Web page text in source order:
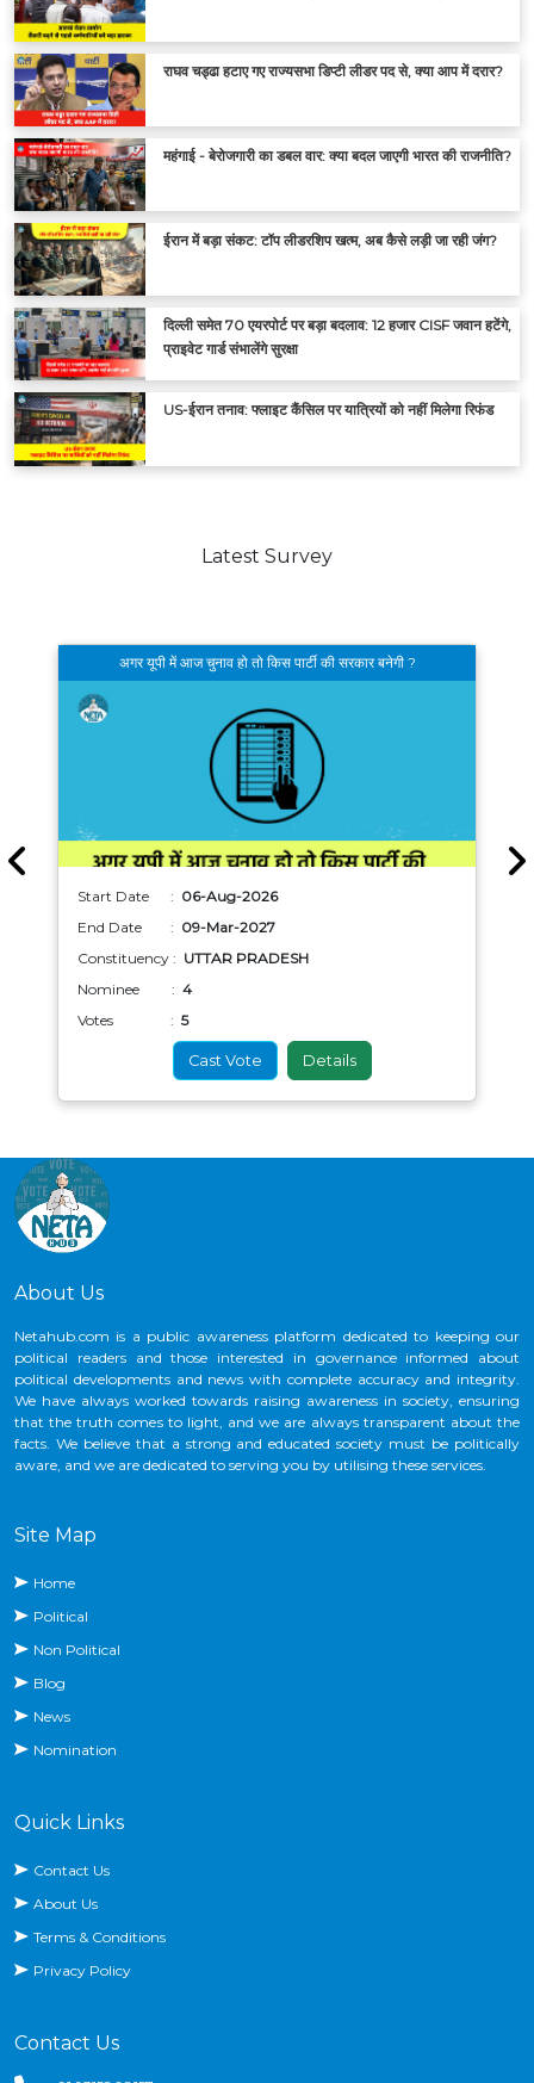
राघव चड्ढा हटाए गए राज्यसभा डिप्टी लीडर पद से, क्या आप में दरार?
महंगाई - बेरोजगारी का डबल वार: क्या बदल जाएगी भारत की राजनीति?
ईरान में बड़ा संकट: टॉप लीडरशिप खत्म, अब कैसे लड़ी जा रही जंग?
दिल्ली समेत 70 एयरपोर्ट पर बड़ा बदलाव: 12 हजार CISF जवान हटेंगे,
प्राइवेट गार्ड संभालेंगे सुरक्षा
US-ईरान तनाव: फ्लाइट कैंसिल पर यात्रियों को नहीं मिलेगा रिफंड
Latest Survey
अगर यूपी में आज चुनाव हो तो किस पार्टी की सरकार बनेगी ?
Start Date : 06-Aug-2026
End Date : 09-Mar-2027
Constituency : UTTAR PRADESH
Nominee : 4
Votes : 5
Cast Vote Details
About Us
Netahub.com is a public awareness platform dedicated to keeping our
political readers and those interested in governance informed about
political developments and news with complete accuracy and integrity.
We have always worked towards raising awareness in society, ensuring
that the truth comes to light, and we are always transparent about the
facts. We believe that a strong and educated society must be politically
aware, and we are dedicated to serving you by utilising these services.
Site Map
Home
Political
Non Political
Blog
News
Nomination
Quick Links
Contact Us
About Us
Terms & Conditions
Privacy Policy
Contact Us